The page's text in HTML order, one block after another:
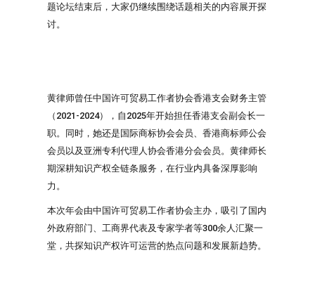
题论坛结束后，大家仍继续围绕话题相关的内容展开探
讨。
黄律师曾任中国许可贸易工作者协会香港支会财务主管
（2021-2024），自2025年开始担任香港支会副会长一
职。同时，她还是国际商标协会会员、香港商标师公会
会员以及亚洲专利代理人协会香港分会会员。黄律师长
期深耕知识产权全链条服务，在行业内具备深厚影响
力。
本次年会由中国许可贸易工作者协会主办，吸引了国内
外政府部门、工商界代表及专家学者等300余人汇聚一
堂，共探知识产权许可运营的热点问题和发展新趋势。